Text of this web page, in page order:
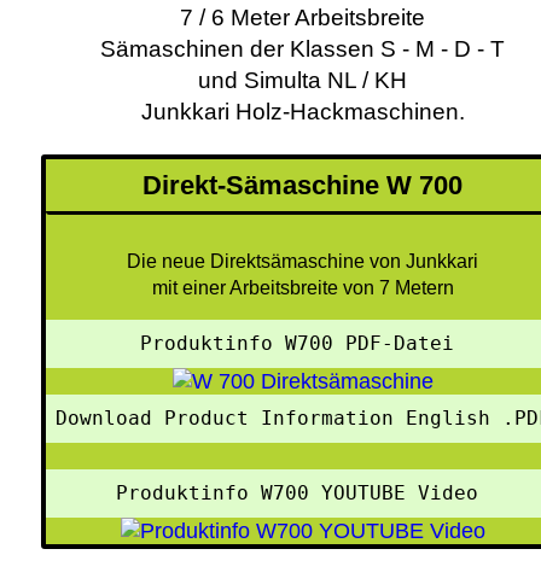
7 / 6 Meter Arbeitsbreite
Sämaschinen der Klassen S - M - D - T
und Simulta NL / KH
Junkkari Holz-Hackmaschinen.
Direkt-Sämaschine W 700
Die neue Direktsämaschine von Junkkari
mit einer Arbeitsbreite von 7 Metern
Produktinfo W700 PDF-Datei
Download Product Information English
Produktinfo W700 YOUTUBE Video